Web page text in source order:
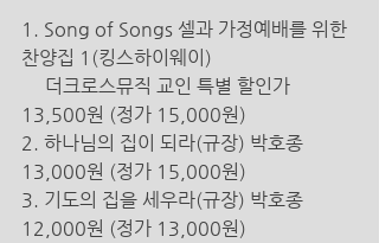
1. Song of Songs 셀과 가정예배를 위한
찬양집 1(킹스하이웨이)
더크로스뮤직 교인 특별 할인가
13,500원 (정가 15,000원)
2. 하나님의 집이 되라(규장) 박호종
13,000원 (정가 15,000원)
3. 기도의 집을 세우라(규장) 박호종
12,000원 (정가 13,000원)